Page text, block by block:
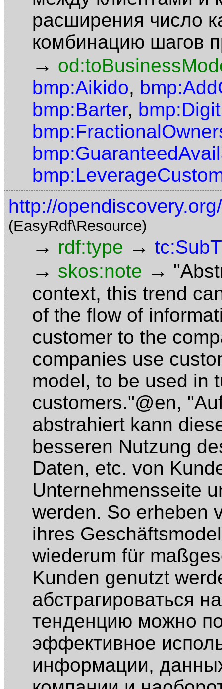
расширения число
комбинацию шагов
→
bmp:Aikido,
bmp:Barter,
http://
(EasyRdf\Resource)
→ rdf:type →
→ skos:note →
context, this trend
of the flow of
customer to the
companies use
model, to be used in
customers."@en,
abstrahiert kann
besseren Nutzung
Daten, etc. von
Unternehmensseite
werden. So erheben
ihres
wiederum für
Kunden genutzt
абстрагироваться
тенденцию можно
эффективное
информации,